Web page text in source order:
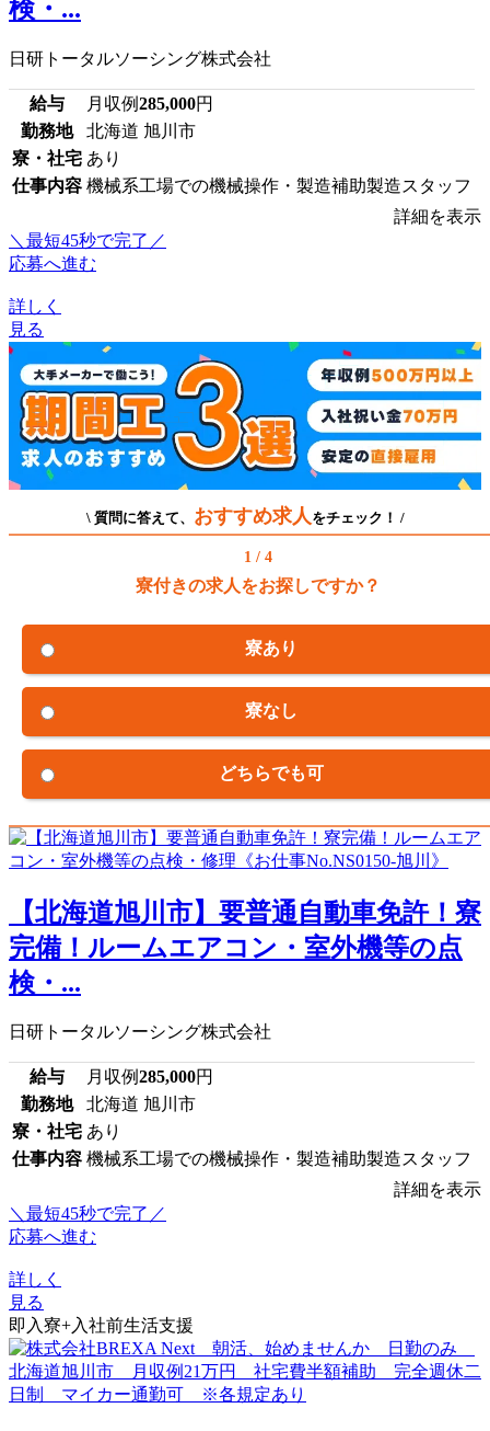
検・...
日研トータルソーシング株式会社
給与 月収例285,000円
勤務地
北海道 旭川市
寮・社宅 あり
仕事内容 機械系工場での機械操作・製造補助製造スタッフ
詳細を表示
＼最短45秒で完了／
応募へ進む
詳しく
見る
\ 質問に答えて、 おすすめ求人 をチェック！ /
1 / 4
寮付きの求人をお探しですか？
寮あり
寮なし
どちらでも可
【北海道旭川市】要普通自動車免許！寮
完備！ルームエアコン・室外機等の点
検・...
日研トータルソーシング株式会社
給与 月収例285,000円
勤務地
北海道 旭川市
寮・社宅 あり
仕事内容 機械系工場での機械操作・製造補助製造スタッフ
詳細を表示
＼最短45秒で完了／
応募へ進む
詳しく
見る
即入寮+入社前生活支援